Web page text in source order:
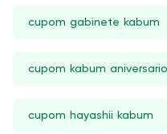
cupom gabinete kabum
cupom kabum aniversario
cupom hayashii kabum